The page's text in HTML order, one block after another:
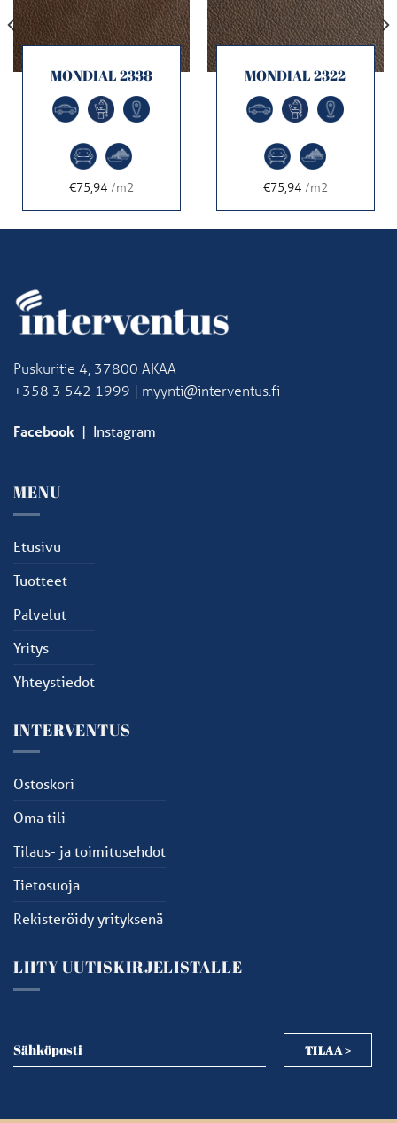
MONDIAL 2338
€75,94/m2
MONDIAL 2322
€75,94/m2
Puskuritie 4, 37800 AKAA
+358 3 542 1999 | myynti@interventus.fi
Facebook | Instagram
MENU
Etusivu
Tuotteet
Palvelut
Yritys
Yhteystiedot
INTERVENTUS
Ostoskori
Oma tili
Tilaus- ja toimitusehdot
Tietosuoja
Rekisteröidy yrityksenä
LIITY UUTISKIRJELISTALLE
Sähköposti
Sähköposti TILAA >